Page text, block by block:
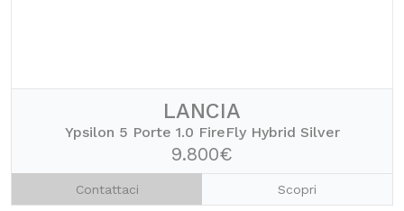
LANCIA
Ypsilon 5 Porte 1.0 FireFly Hybrid Silver
9.800€
Contattaci Scopri